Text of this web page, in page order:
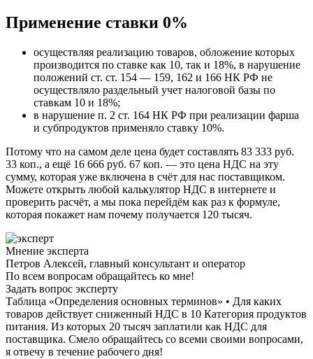
Применение ставки 0%
осуществляя реализацию товаров, обложение которых
производится по ставке как 10, так и 18%, в нарушение
положений ст. ст. 154 — 159, 162 и 166 НК РФ не
осуществляло раздельный учет налоговой базы по
ставкам 10 и 18%;
в нарушение п. 2 ст. 164 НК РФ при реализации фарша
и субпродуктов применяло ставку 10%.
Потому что на самом деле цена будет составлять 83 333 руб.
33 коп., а ещё 16 666 руб. 67 коп. — это цена НДС на эту
сумму, которая уже включена в счёт для нас поставщиком.
Можете открыть любой калькулятор НДС в интернете и
проверить расчёт, а мы пока перейдём как раз к формуле,
которая покажет нам почему получается 120 тысяч.
Мнение эксперта
Петров Алексей, главный консультант и оператор
По всем вопросам обращайтесь ко мне!
Задать вопрос эксперту
Таблица «Определения основных терминов» • Для каких
товаров действует сниженный НДС в 10 Категория продуктов
питания. Из которых 20 тысяч заплатили как НДС для
поставщика. Смело обращайтесь со всеми своими вопросами,
я отвечу в течение рабочего дня!